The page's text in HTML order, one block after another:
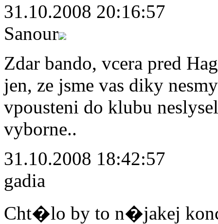
31.10.2008 20:16:57
Sanour
Zdar bando, vcera pred
jen, ze jsme vas diky
vpousteni do klubu
vyborne..
31.10.2008 18:42:57
gadia
Cht�lo by to n�jakej